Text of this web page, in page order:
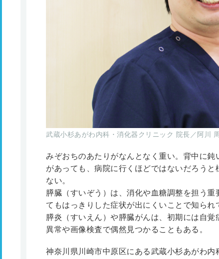
武蔵小杉あがわ内科・消化器クリニック 院長／阿川
みぞおちのあたりがなんとなく重い。背中に
があっても、病院に行くほどではないだろう
ない。
膵臓（すいぞう）は、消化や血糖調整を担う
てもはっきりした症状が出にくいことで知ら
膵炎（すいえん）や膵臓がんは、初期には自
異常や画像検査で偶然見つかることもある。
神奈川県川崎市中原区にある武蔵小杉あがわ